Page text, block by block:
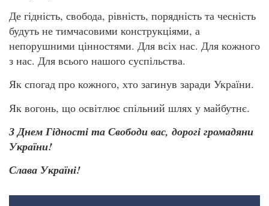
Де гідність, свобода, рівність, порядність та чесність
будуть не тимчасовими конструкціями, а
непорушними цінностями. Для всіх нас. Для кожного
з нас. Для всього нашого суспільства.
Як спогад про кожного, хто загинув заради України.
Як вогонь, що освітлює спільний шлях у майбутнє.
З Днем Гідності та Свободи вас, дорогі громадяни
України!
Слава Україні!